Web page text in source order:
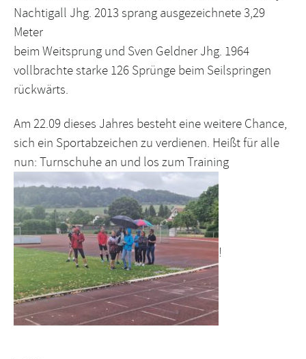
Nachtigall Jhg. 2013 sprang ausgezeichnete 3,29
Meter
beim Weitsprung und Sven Geldner Jhg. 1964
vollbrachte starke 126 Sprünge beim Seilspringen
rückwärts.
Am 22.09 dieses Jahres besteht eine weitere Chance,
sich ein Sportabzeichen zu verdienen. Heißt für alle
nun: Turnschuhe an und los zum Training
!